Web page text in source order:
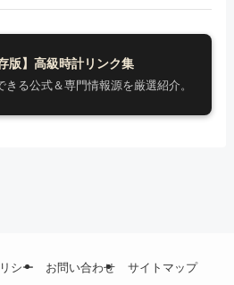
版】高級時計リンク集
きる公式＆専門情報源を厳選紹介。
シー お問い合わせ サイトマップ